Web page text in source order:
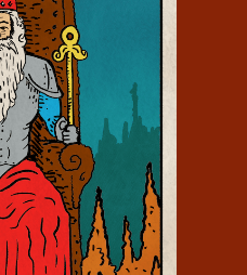
nummer 4 en
werken aan